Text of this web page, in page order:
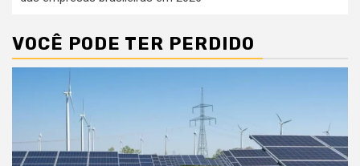
VOCÊ PODE TER PERDIDO